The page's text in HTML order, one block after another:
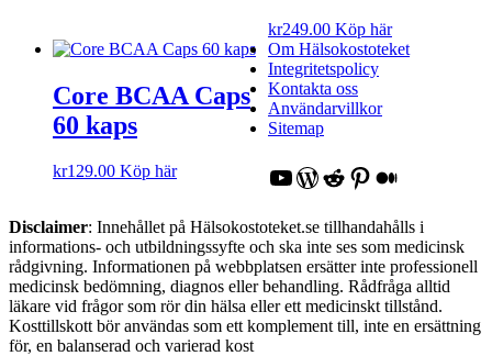
kr249.00 Köp här
Core BCAA Caps
60 kaps
kr129.00 Köp här
Om Hälsokostoteket
Integritetspolicy
Kontakta oss
Användarvillkor
Sitemap
YouTube
WordPress
Reddit
Pinterest
Medium
Disclaimer: Innehållet på Hälsokostoteket.se tillhandahålls i
informations- och utbildningssyfte och ska inte ses som medicinsk
rådgivning. Informationen på webbplatsen ersätter inte professionell
medicinsk bedömning, diagnos eller behandling. Rådfråga alltid
läkare vid frågor som rör din hälsa eller ett medicinskt tillstånd.
Kosttillskott bör användas som ett komplement till, inte en ersättning
för, en balanserad och varierad kost